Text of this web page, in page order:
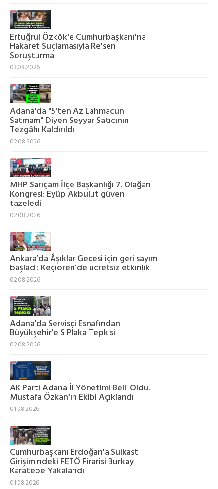
Ertuğrul Özkök'e Cumhurbaşkanı'na
Hakaret Suçlamasıyla Re'sen
Soruşturma
03.08.2026
Adana'da "5'ten Az Lahmacun
Satmam" Diyen Seyyar Satıcının
Tezgâhı Kaldırıldı
02.08.2026
MHP Sarıçam İlçe Başkanlığı 7. Olağan
Kongresi: Eyüp Akbulut güven
tazeledi
02.08.2026
Ankara’da Âşıklar Gecesi için geri sayım
başladı: Keçiören’de ücretsiz etkinlik
02.08.2026
Adana'da Servisçi Esnafından
Büyükşehir'e S Plaka Tepkisi
02.08.2026
AK Parti Adana İl Yönetimi Belli Oldu:
Mustafa Özkan'ın Ekibi Açıklandı
01.08.2026
Cumhurbaşkanı Erdoğan'a Suikast
Girişimindeki FETÖ Firarisi Burkay
Karatepe Yakalandı
01.08.2026